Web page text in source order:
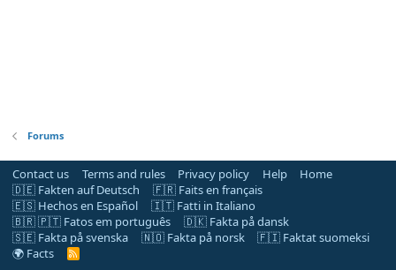
Forums
Contact us Terms and rules Privacy policy Help
Home
🇩🇪 Fakten auf Deutsch
🇫🇷 Faits en français
🇪🇸 Hechos en Español
🇮🇹 Fatti in Italiano
🇧🇷 🇵🇹 Fatos em português
🇩🇰 Fakta på dansk
🇸🇪 Fakta på svenska
🇳🇴 Fakta på norsk
🇫🇮 Faktat suomeksi
🌍 Facts
R